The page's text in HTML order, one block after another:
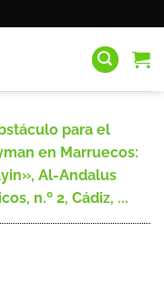
para el
en Marruecos:
Al-Andalus
n.º 2, Cádiz, ...